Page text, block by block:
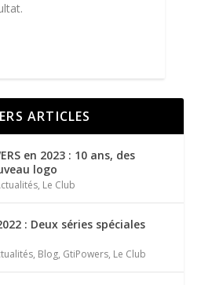
ARTICLES
en 2023 : 10 ans, des
logo
, Le Club
: Deux séries spéciales
, Blog, GtiPowers, Le Club